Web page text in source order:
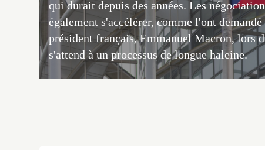
qui durait depuis des années. Les
également s'accélérer, comme l'ont
président français, Emmanuel Macron, lors
s'attend à un processus de longue haleine.